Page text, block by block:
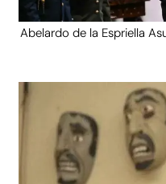
Abelardo de la Espriella